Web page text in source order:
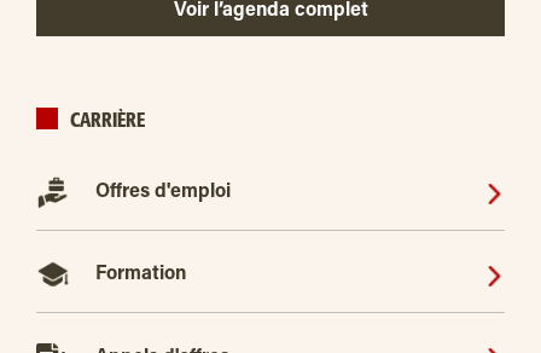
Voir l’agenda complet
CARRIÈRE
Offres d'emploi
Formation